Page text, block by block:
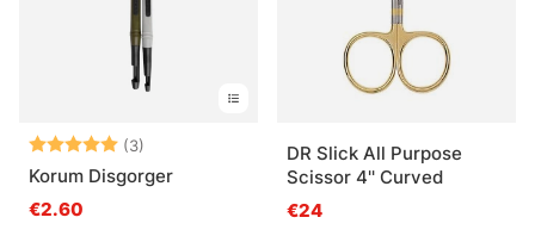
Beoordeling:
(3)
Korum Disgorger
€2.60
DR Slick All Purpose
Scissor 4'' Curved
€24